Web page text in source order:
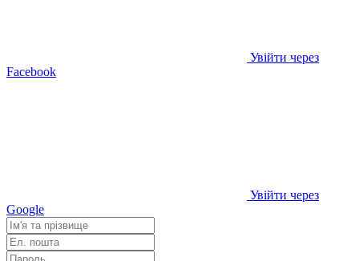
Увійти через
Facebook
Увійти через
Google